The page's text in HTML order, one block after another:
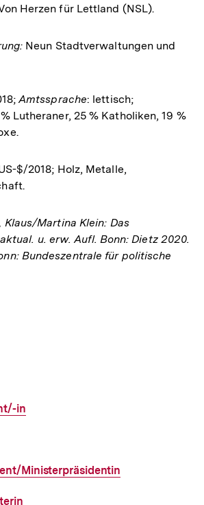
Herzen für Lettland (NSL).
Neun Stadtverwaltungen und
Amtssprache: lettisch;
Lutheraner, 25 % Katholiken, 19 %
$/2018; Holz, Metalle,
Klaus/Martina Klein: Das
u. erw. Aufl. Bonn: Dietz 2020.
Bundeszentrale für politische
in
Ministerpräsidentin